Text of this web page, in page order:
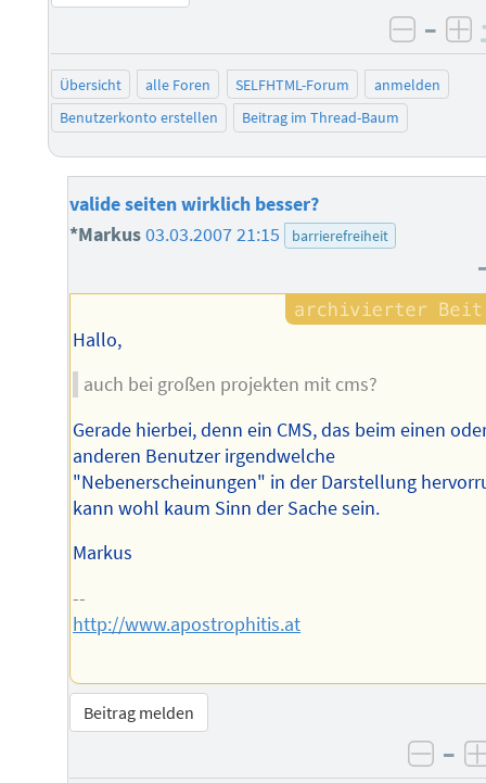
–
Übersicht alle Foren SELFHTML-Forum
anmelden
Benutzerkonto erstellen
Beitrag im Thread-Baum
valide seiten wirklich besser?
*Markus03.03.2007 21:15 barrierefreiheit
Hallo,
auch bei großen projekten mit cms?
Gerade hierbei, denn ein CMS, das beim einen
anderen Benutzer irgendwelche
"Nebenerscheinungen" in der Darstellung
kann wohl kaum Sinn der Sache sein.
Markus
--
http://www.apostrophitis.at
Beitrag melden
–